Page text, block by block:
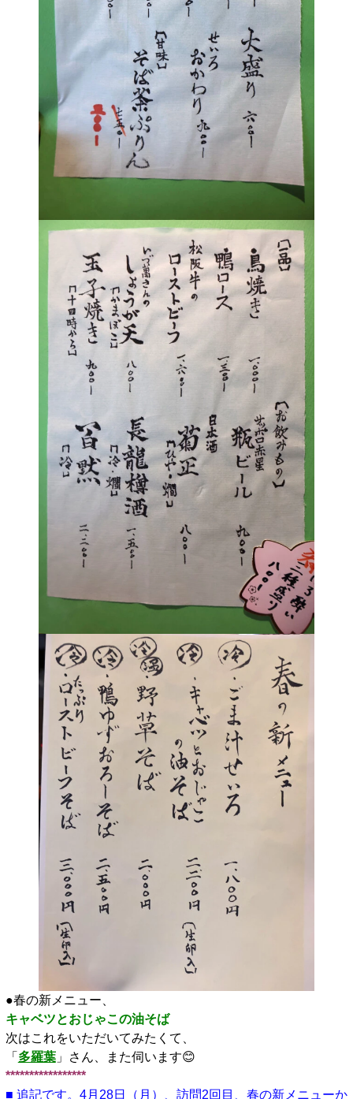
●春の新メニュー、
キャベツとおじゃこの油そば
次はこれをいただいてみたくて、
「 多羅葉」さん、また伺います😊
*****************
■ 追記です。4月28日（月）、訪問2回目、春の新メニューか